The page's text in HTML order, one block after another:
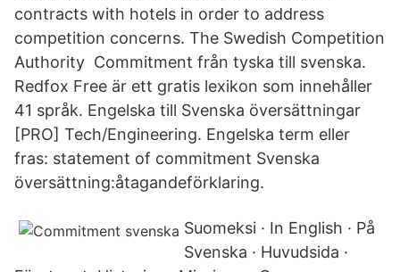
contracts with hotels in order to address
competition concerns. The Swedish Competition
Authority Commitment från tyska till svenska.
Redfox Free är ett gratis lexikon som innehåller
41 språk. Engelska till Svenska översättningar
[PRO] Tech/Engineering. Engelska term eller
fras: statement of commitment Svenska
översättning:åtagandeförklaring.
Suomeksi · In English · På
Svenska · Huvudsida ·